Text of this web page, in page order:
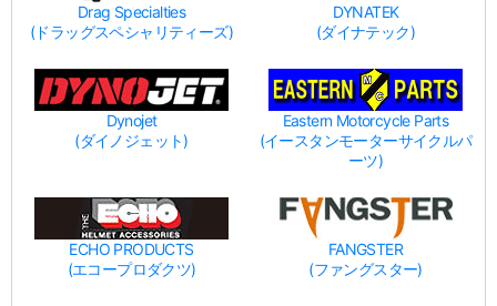
Drag Specialties
(ドラッグスペシャリティーズ)
DYNATEK
(ダイナテック)
Dynojet
(ダイノジェット)
Eastern Motorcycle Parts
(イースタンモーターサイクルパ
ーツ)
ECHO PRODUCTS
(エコープロダクツ)
FANGSTER
(ファングスター)